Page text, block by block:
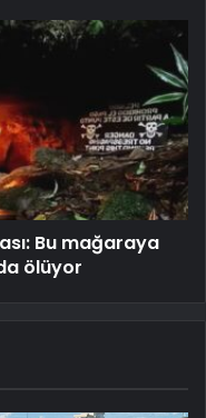
Bu mağaraya
ölüyor